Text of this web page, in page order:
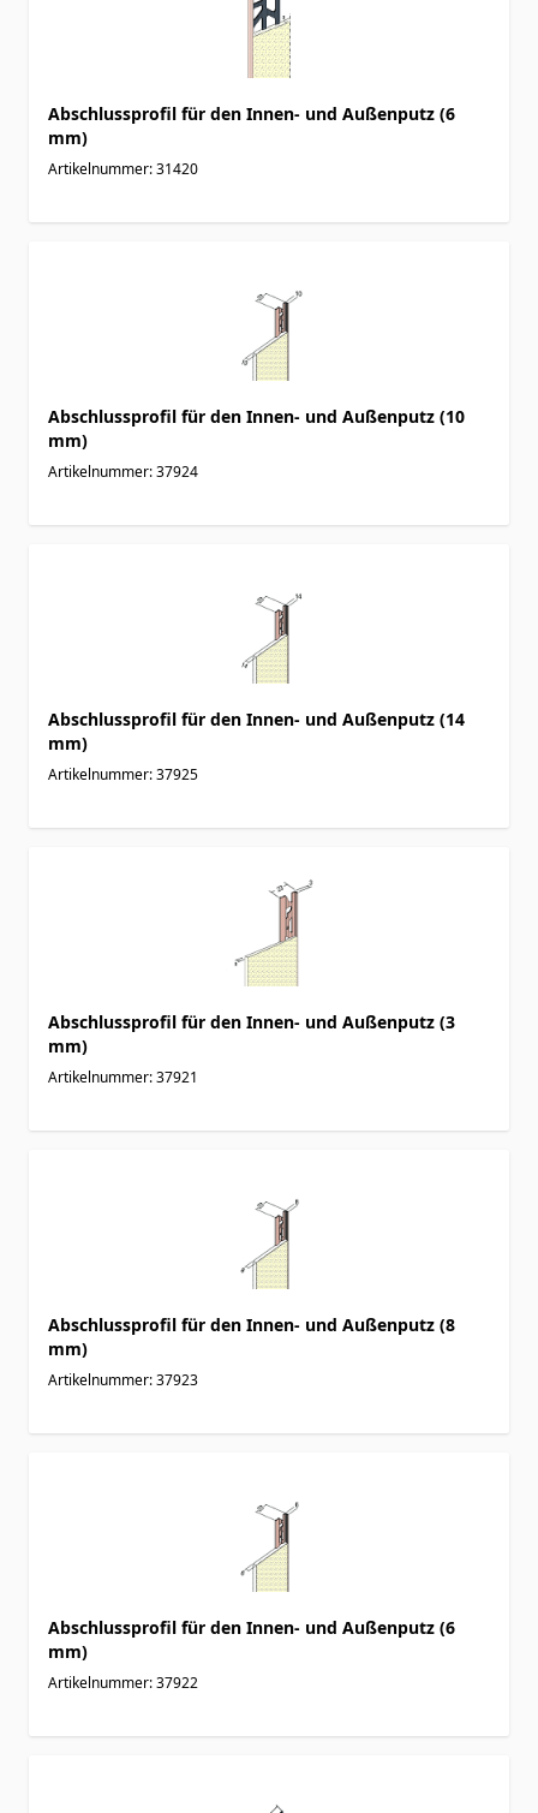
Abschlussprofil für den Innen- und Außenputz (6
mm)
Artikelnummer: 31420
Abschlussprofil für den Innen- und Außenputz (10
mm)
Artikelnummer: 37924
Abschlussprofil für den Innen- und Außenputz (14
mm)
Artikelnummer: 37925
Abschlussprofil für den Innen- und Außenputz (3
mm)
Artikelnummer: 37921
Abschlussprofil für den Innen- und Außenputz (8
mm)
Artikelnummer: 37923
Abschlussprofil für den Innen- und Außenputz (6
mm)
Artikelnummer: 37922